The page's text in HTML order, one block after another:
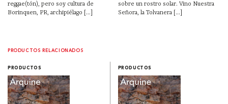
reggae(tón), pero soy cultura de
Borinquen, PR, archipiélago [...]
sobre un rostro solar. Vino Nuestra
Señora, la Tolvanera [...]
PRODUCTOS RELACIONADOS
PRODUCTOS PRODUCTOS